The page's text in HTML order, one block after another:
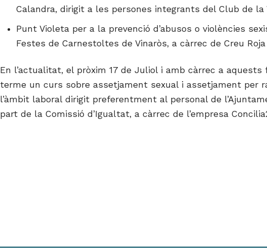
Calandra, dirigit a les persones integrants del Club de la
Punt Violeta per a la prevenció d’abusos o violències
Festes de Carnestoltes de Vinaròs, a càrrec de Creu Roja
En l’actualitat, el pròxim 17 de Juliol i amb càrrec a aquests
terme un curs sobre assetjament sexual i assetjament per
l’àmbit laboral dirigit preferentment al personal de
part de la Comissió d’Igualtat, a càrrec de l’empresa